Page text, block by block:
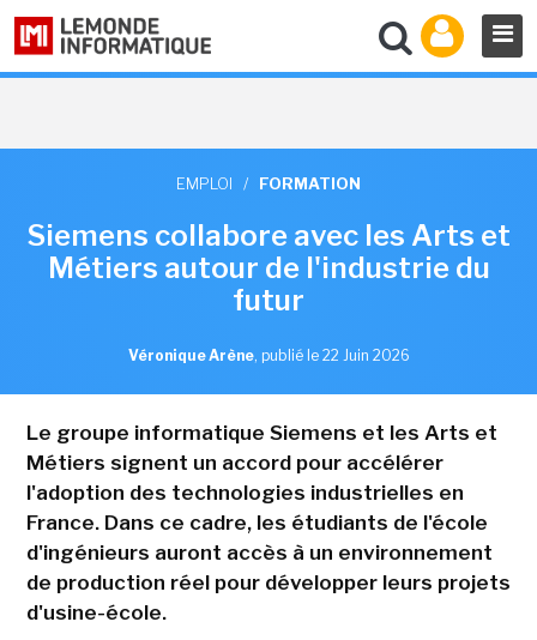
EMPLOI / FORMATION
Siemens collabore avec les Arts et
Métiers autour de l'industrie du
futur
Véronique Arène, publié le 22 Juin 2026
Le groupe informatique Siemens et les Arts et
Métiers signent un accord pour accélérer
l'adoption des technologies industrielles en
France. Dans ce cadre, les étudiants de l'école
d'ingénieurs auront accès à un environnement
de production réel pour développer leurs projets
d'usine-école.